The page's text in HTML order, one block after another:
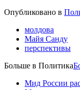
Опубликовано в
молдова
Майя Санду
перспективы
Больше в Политика
Мид России